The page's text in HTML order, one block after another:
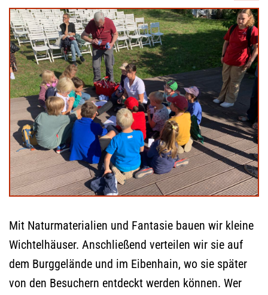
Mit Naturmaterialien und Fantasie bauen wir kleine
Wichtelhäuser. Anschließend verteilen wir sie auf
dem Burggelände und im Eibenhain, wo sie später
von den Besuchern entdeckt werden können. Wer